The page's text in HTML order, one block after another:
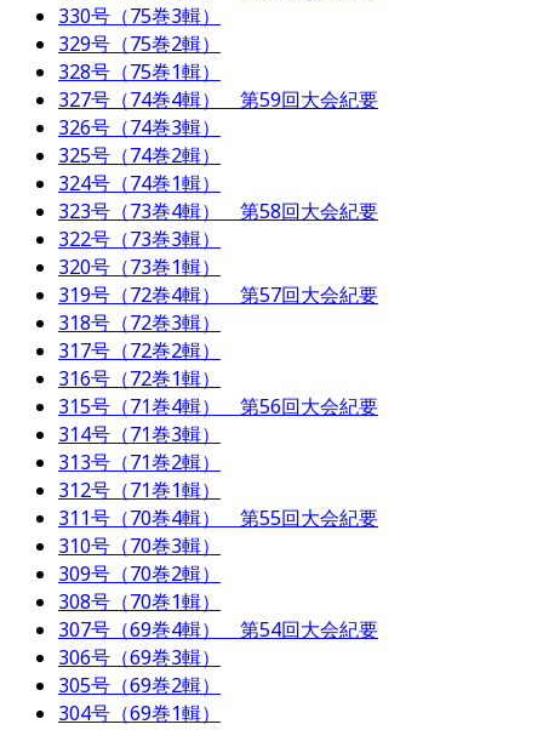
330号（75巻3輯）
329号（75巻2輯）
328号（75巻1輯）
327号（74巻4輯） 第59回大会紀要
326号（74巻3輯）
325号（74巻2輯）
324号（74巻1輯）
323号（73巻4輯） 第58回大会紀要
322号（73巻3輯）
320号（73巻1輯）
319号（72巻4輯） 第57回大会紀要
318号（72巻3輯）
317号（72巻2輯）
316号（72巻1輯）
315号（71巻4輯） 第56回大会紀要
314号（71巻3輯）
313号（71巻2輯）
312号（71巻1輯）
311号（70巻4輯） 第55回大会紀要
310号（70巻3輯）
309号（70巻2輯）
308号（70巻1輯）
307号（69巻4輯） 第54回大会紀要
306号（69巻3輯）
305号（69巻2輯）
304号（69巻1輯）